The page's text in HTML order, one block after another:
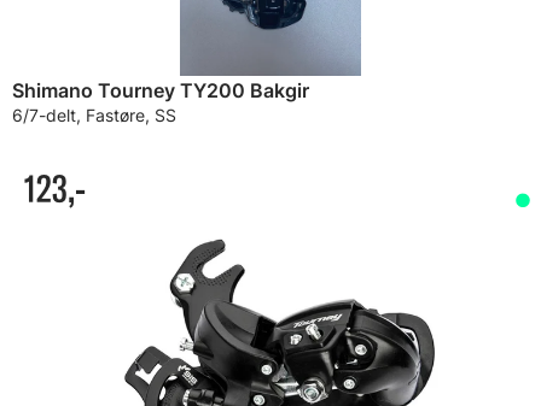
Shimano Tourney TY200 Bakgir
6/7-delt, Fastøre, SS
123,-